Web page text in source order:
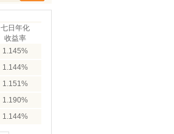
七日年化
收益率
1.145%
1.144%
1.151%
1.190%
1.144%